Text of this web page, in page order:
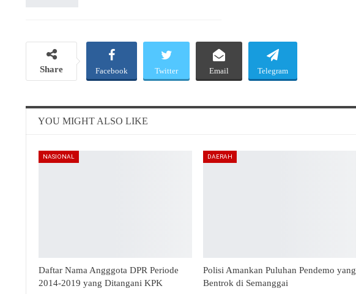
Share Facebook Twitter Email Telegram
YOU MIGHT ALSO LIKE
NASIONAL
Daftar Nama Angggota DPR Periode
2014-2019 yang Ditangani KPK
DAERAH
Polisi Amankan Puluhan Pendemo yang
Bentrok di Semanggai